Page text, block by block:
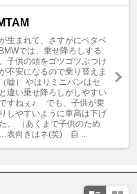
生まれて、さすがにベタベ
では、乗せ降ろしする
子供の頭をゴツゴツぶつけ
不安になるので乗り替えま
嘘） やはりミニバンはセ
違い乗せ降ろしがしやすい
すねぇ♪ でも、子供が乗
しやすいように車高は下げ
。 （あくまで子供のため
表向きはネ(笑) 自 ...